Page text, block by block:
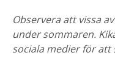
Observera att vissa
under sommaren.
sociala medier för